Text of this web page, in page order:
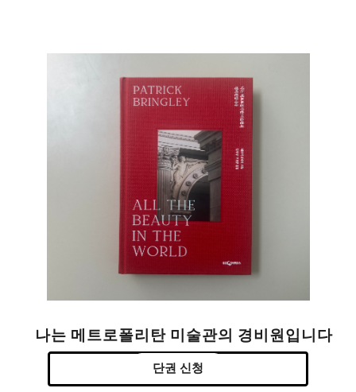
나는 메트로폴리탄 미술관의 경비원입니다
단권 신청